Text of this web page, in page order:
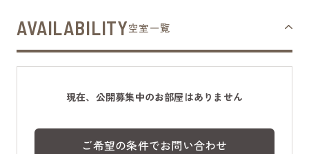
AVAILABILITY空室一覧
現在、公開募集中のお部屋はありません
ご希望の条件でお問い合わせ